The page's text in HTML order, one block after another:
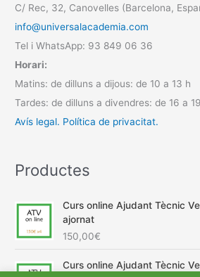
C/ Rec, 32, Canovelles (Barcelona,
info@universalacademia.com
Tel i WhatsApp: 93 849 06 36
Horari:
Matins: de dilluns a dijous: de 10 a 13 h
Tardes: de dilluns a divendres: de 16 a
Avís legal. Política de privacitat.
Productes
Curs online Ajudant Tècnic
ajornat
150,00€
Curs online Ajudant Tècnic